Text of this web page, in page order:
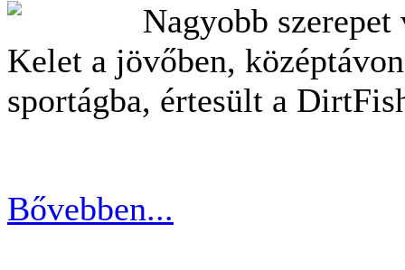
Nagyobb
Kelet a jövőben,
sportágba, értesült a
Bővebben...